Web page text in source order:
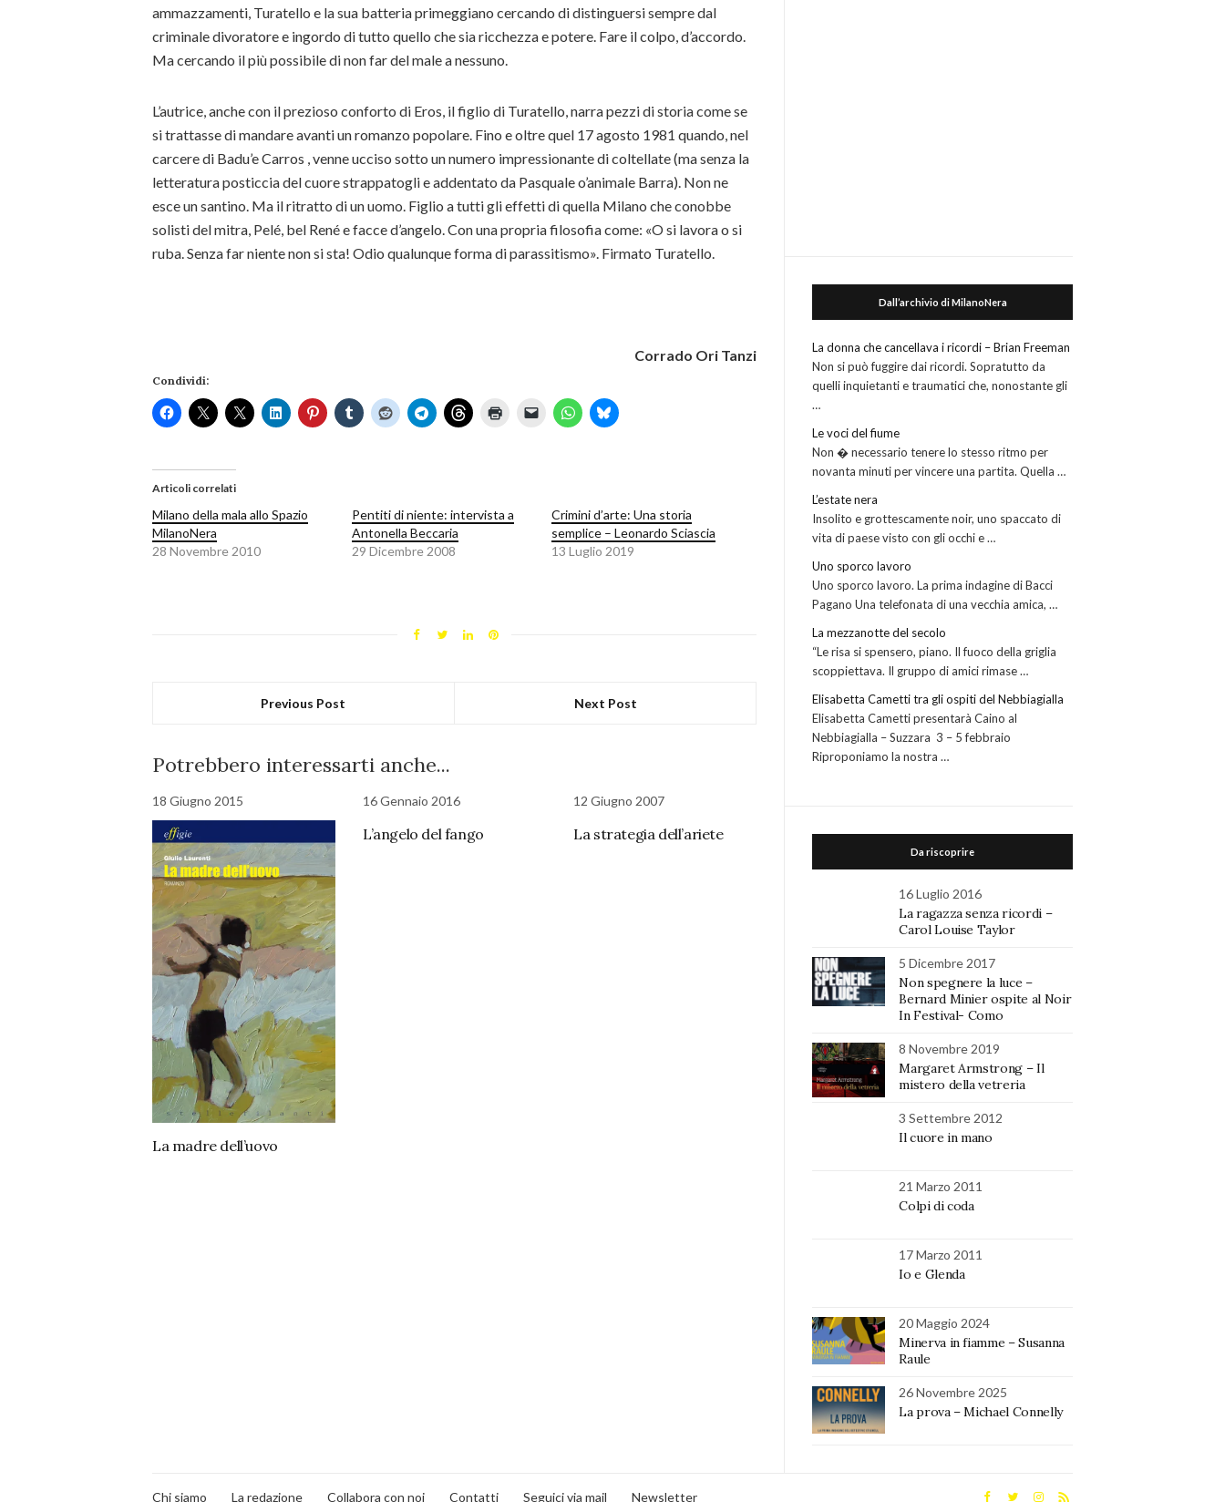
ammazzamenti, Turatello e la sua batteria primeggiano cercando di distinguersi sempre dal
criminale divoratore e ingordo di tutto quello che sia ricchezza e potere. Fare il colpo, d’accordo.
Ma cercando il più possibile di non far del male a nessuno.
L’autrice, anche con il prezioso conforto di Eros, il figlio di Turatello, narra pezzi di storia come se
si trattasse di mandare avanti un romanzo popolare. Fino e oltre quel 17 agosto 1981 quando, nel
carcere di Badu’e Carros , venne ucciso sotto un numero impressionante di coltellate (ma senza la
letteratura posticcia del cuore strappatogli e addentato da Pasquale o’animale Barra). Non ne
esce un santino. Ma il ritratto di un uomo. Figlio a tutti gli effetti di quella Milano che conobbe
solisti del mitra, Pelé, bel René e facce d’angelo. Con una propria filosofia come: «O si lavora o si
ruba. Senza far niente non si sta! Odio qualunque forma di parassitismo». Firmato Turatello.
Corrado Ori Tanzi
Condividi:
Articoli correlati
Milano della mala allo Spazio
MilanoNera
28 Novembre 2010
Pentiti di niente: intervista a
Antonella Beccaria
29 Dicembre 2008
Crimini d’arte: Una storia
semplice – Leonardo Sciascia
13 Luglio 2019
Previous Post Next Post
Potrebbero interessarti anche...
18 Giugno 2015
La madre dell’uovo
16 Gennaio 2016
L’angelo del fango
12 Giugno 2007
La strategia dell’ariete
Dall’archivio di MilanoNera
La donna che cancellava i ricordi – Brian Freeman
Non si può fuggire dai ricordi. Sopratutto da
quelli inquietanti e traumatici che, nonostante gli
…
Le voci del fiume
Non � necessario tenere lo stesso ritmo per
novanta minuti per vincere una partita. Quella …
L’estate nera
Insolito e grottescamente noir, uno spaccato di
vita di paese visto con gli occhi e …
Uno sporco lavoro
Uno sporco lavoro. La prima indagine di Bacci
Pagano Una telefonata di una vecchia amica, …
La mezzanotte del secolo
“Le risa si spensero, piano. Il fuoco della griglia
scoppiettava. Il gruppo di amici rimase …
Elisabetta Cametti tra gli ospiti del Nebbiagialla
Elisabetta Cametti presentarà Caino al
Nebbiagialla – Suzzara 3 – 5 febbraio
Riproponiamo la nostra …
Da riscoprire
16 Luglio 2016
La ragazza senza ricordi –
Carol Louise Taylor
5 Dicembre 2017
Non spegnere la luce –
Bernard Minier ospite al Noir
In Festival- Como
8 Novembre 2019
Margaret Armstrong – Il
mistero della vetreria
3 Settembre 2012
Il cuore in mano
21 Marzo 2011
Colpi di coda
17 Marzo 2011
Io e Glenda
20 Maggio 2024
Minerva in fiamme – Susanna
Raule
26 Novembre 2025
La prova – Michael Connelly
Chi siamo La redazione Collabora con noi Contatti Seguici via mail Newsletter